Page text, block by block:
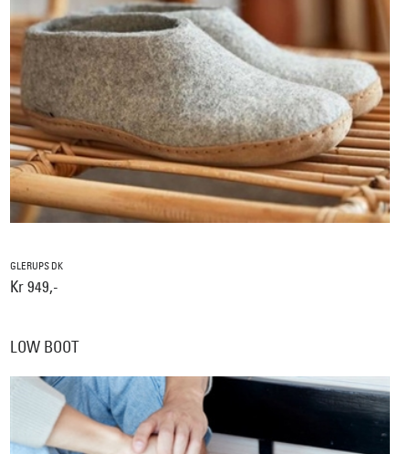
GLERUPS DK
Kr 949,-
LOW BOOT